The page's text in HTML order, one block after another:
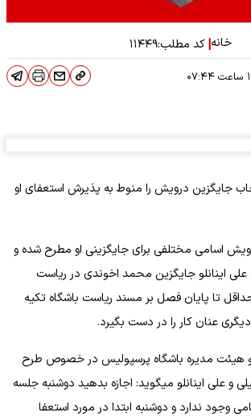
خانه| کد مطلب:۱۱۴۴۹
ساعت
جایگزین درویش را منوط به پذیرش استعفای او
اسامی مختلفی برای جایگزینی او مطرح شده و
اینانلو جایگزین محمد اخوندی در ریاست
تا پایان فصل بر مسند ریاست باشگاه تکیه
عنان کار را در دست بگیرد.
هیئت مدیره باشگاه پرسپولیس در خصوص طرح
و علی اینانلو میگوید: اجازه بدهید دوشنبه جلسه
وجود ندارد و دوشنبه ابتدا در مورد استعفا